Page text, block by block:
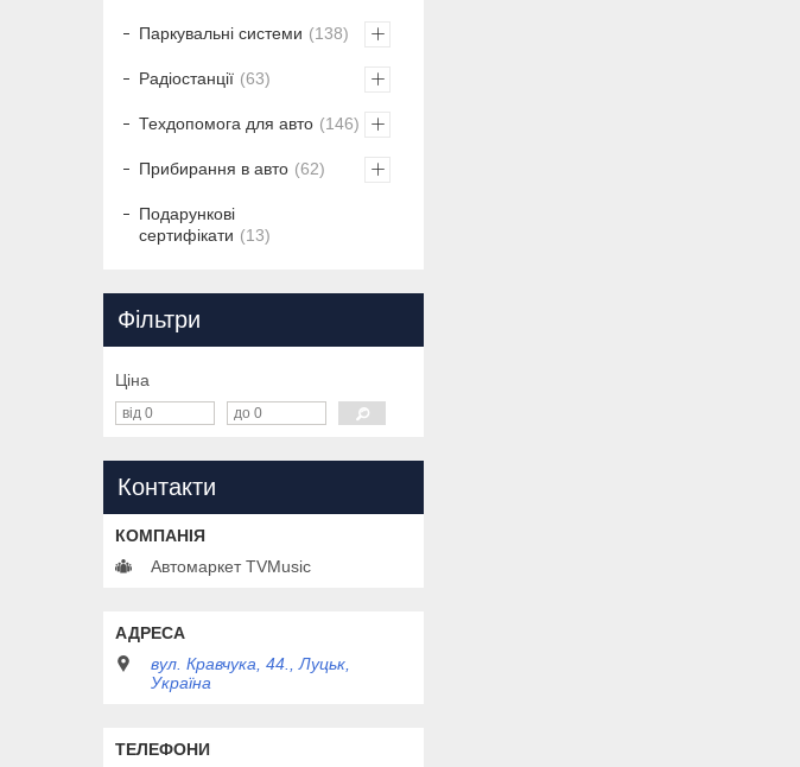
Паркувальні системи 138
Радіостанції 63
Техдопомога для авто 146
Прибирання в авто 62
Подарункові
сертифікати
13
Фільтри
Ціна
Контакти
Автомаркет TVMusic
вул. Кравчука, 44., Луцьк,
Україна